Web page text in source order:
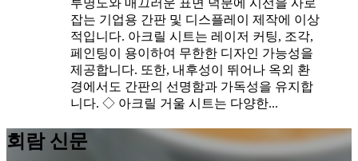
잡는 기업용 간판 및 디스플레이 제작에 이상
적입니다. 아크릴 시트는 레이저 커팅, 조각,
페인팅이 용이하여 무한한 디자인 가능성을
제공합니다. 또한, 내후성이 뛰어나 옥외 환
경에서도 간판의 선명함과 가독성을 유지합
니다. ◇ 아크릴 거울 시트는 다양한...
회람 신문